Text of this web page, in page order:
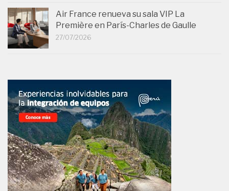
Air France renueva su sala VIP La
Première en París-Charles de Gaulle
27/07/2026